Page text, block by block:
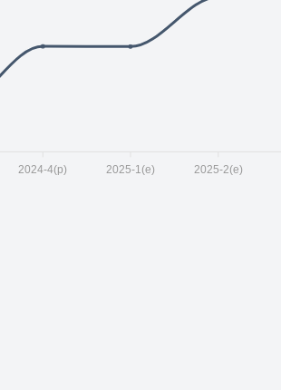
2024-4(p) 2025-1(e) 2025-2(e)